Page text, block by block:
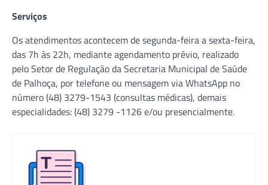
Serviços
Os atendimentos acontecem de segunda-feira a sexta-feira,
das 7h às 22h, mediante agendamento prévio, realizado
pelo Setor de Regulação da Secretaria Municipal de Saúde
de Palhoça, por telefone ou mensagem via WhatsApp no
número (48) 3279-1543 (consultas médicas), demais
especialidades: (48) 3279 -1126 e/ou presencialmente.